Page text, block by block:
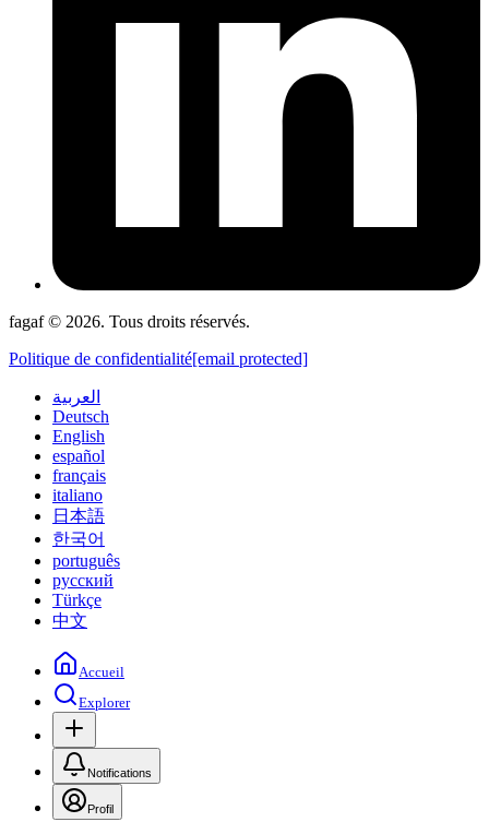
fagaf © 2026. Tous droits réservés.
Politique de confidentialité[email protected]
العربية
Deutsch
English
español
français
italiano
日本語
한국어
português
русский
Türkçe
中文
Accueil
Explorer
Notifications
Profil